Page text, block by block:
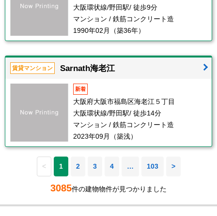
大阪環状線/野田駅/ 徒歩9分
マンション / 鉄筋コンクリート造
1990年02月（築36年）
賃貸マンション Sarnath海老江
新着
大阪府大阪市福島区海老江５丁目
大阪環状線/野田駅/ 徒歩14分
マンション / 鉄筋コンクリート造
2023年09月（築浅）
< 1 2 3 4 … 103 >
3085件の建物物件が見つかりました